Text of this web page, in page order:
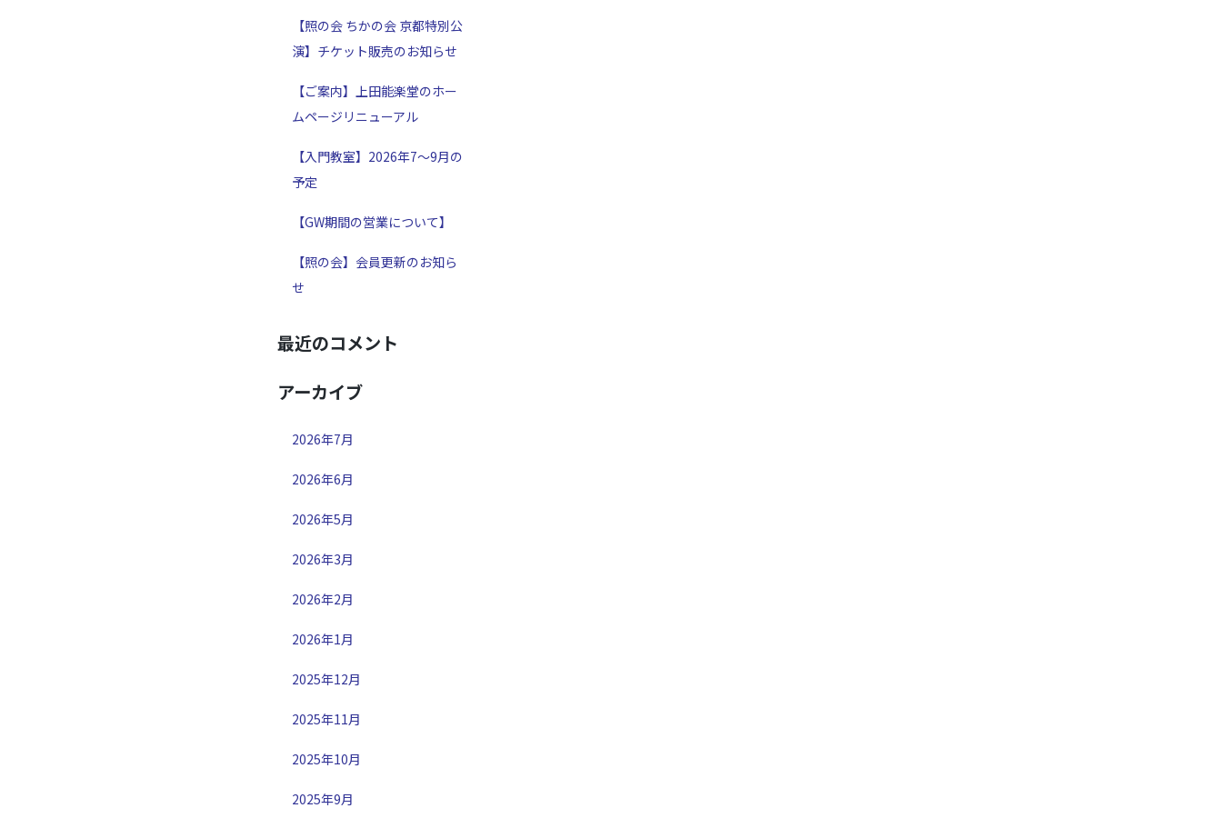
【照の会 ちかの会 京都特別公
演】チケット販売のお知らせ
【ご案内】上田能楽堂のホー
ムページリニューアル
【入門教室】2026年7～9月の
予定
【GW期間の営業について】
【照の会】会員更新のお知ら
せ
最近のコメント
アーカイブ
2026年7月
2026年6月
2026年5月
2026年3月
2026年2月
2026年1月
2025年12月
2025年11月
2025年10月
2025年9月